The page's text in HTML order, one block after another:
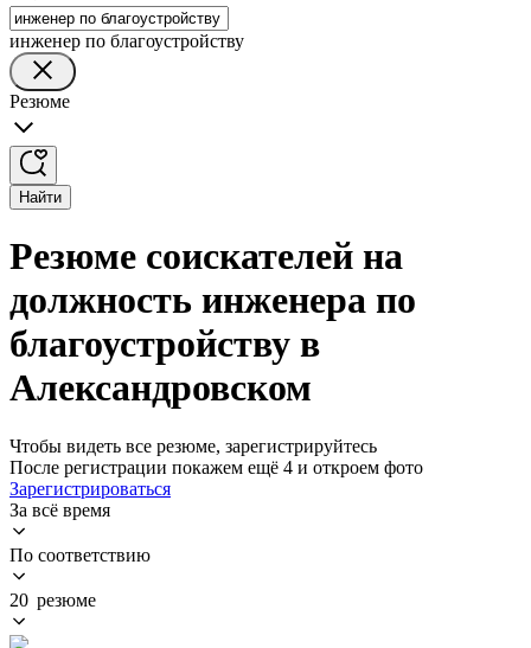
инженер по благоустройству
Резюме
Найти
Резюме соискателей на
должность инженера по
благоустройству в
Александровском
Чтобы видеть все резюме, зарегистрируйтесь
После регистрации покажем ещё 4 и откроем фото
Зарегистрироваться
За всё время
По соответствию
20 резюме